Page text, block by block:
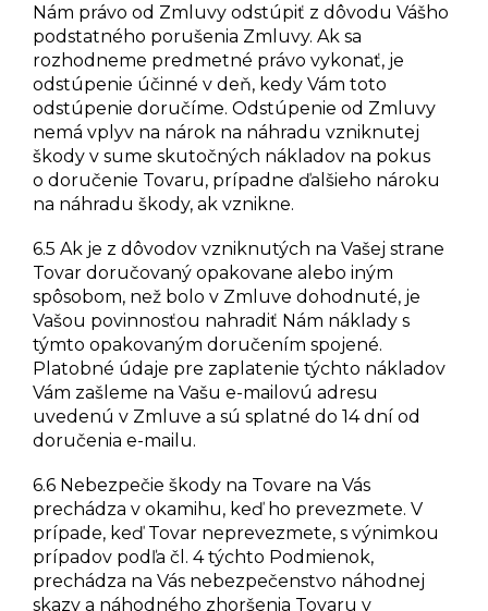
Nám právo od Zmluvy odstúpiť z dôvodu Vášho
podstatného porušenia Zmluvy. Ak sa
rozhodneme predmetné právo vykonať, je
odstúpenie účinné v deň, kedy Vám toto
odstúpenie doručíme. Odstúpenie od Zmluvy
nemá vplyv na nárok na náhradu vzniknutej
škody v sume skutočných nákladov na pokus
o doručenie Tovaru, prípadne ďalšieho nároku
na náhradu škody, ak vznikne.
6.5 Ak je z dôvodov vzniknutých na Vašej strane
Tovar doručovaný opakovane alebo iným
spôsobom, než bolo v Zmluve dohodnuté, je
Vašou povinnosťou nahradiť Nám náklady s
týmto opakovaným doručením spojené.
Platobné údaje pre zaplatenie týchto nákladov
Vám zašleme na Vašu e-mailovú adresu
uvedenú v Zmluve a sú splatné do 14 dní od
doručenia e-mailu.
6.6 Nebezpečie škody na Tovare na Vás
prechádza v okamihu, keď ho prevezmete. V
prípade, keď Tovar neprevezmete, s výnimkou
prípadov podľa čl. 4týchto Podmienok,
prechádza na Vás nebezpečenstvo náhodnej
skazy a náhodného zhoršenia Tovaru v